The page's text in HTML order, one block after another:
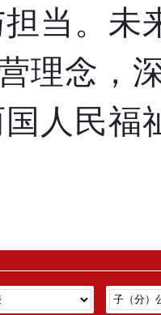
当。未
理念，
人民福